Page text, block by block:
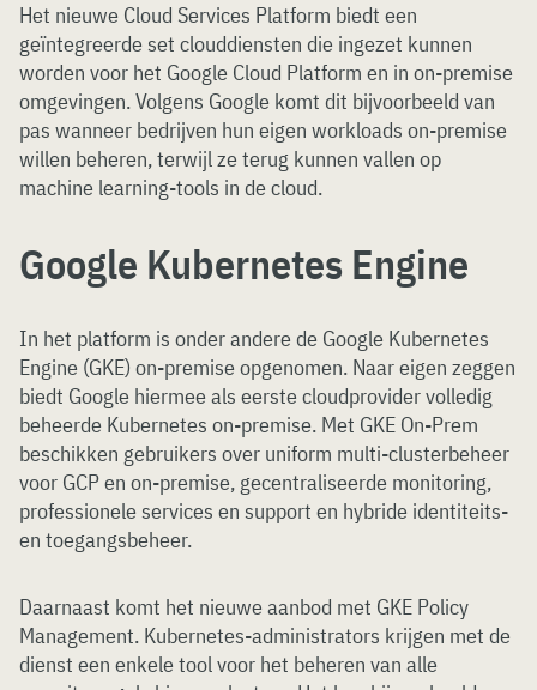
Het nieuwe Cloud Services Platform biedt een
geïntegreerde set clouddiensten die ingezet kunnen
worden voor het Google Cloud Platform en in on-premise
omgevingen. Volgens Google komt dit bijvoorbeeld van
pas wanneer bedrijven hun eigen workloads on-premise
willen beheren, terwijl ze terug kunnen vallen op
machine learning-tools in de cloud.
Google Kubernetes Engine
In het platform is onder andere de Google Kubernetes
Engine (GKE) on-premise opgenomen. Naar eigen zeggen
biedt Google hiermee als eerste cloudprovider volledig
beheerde Kubernetes on-premise. Met GKE On-Prem
beschikken gebruikers over uniform multi-clusterbeheer
voor GCP en on-premise, gecentraliseerde monitoring,
professionele services en support en hybride identiteits-
en toegangsbeheer.
Daarnaast komt het nieuwe aanbod met GKE Policy
Management. Kubernetes-administrators krijgen met de
dienst een enkele tool voor het beheren van alle